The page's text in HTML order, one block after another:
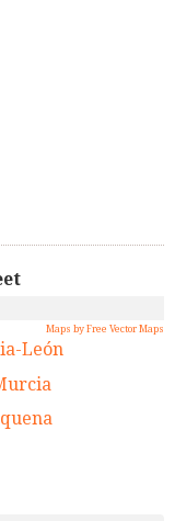
Maps by Free Vector Maps
León